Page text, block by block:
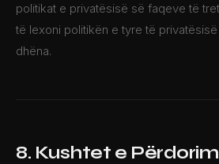
politikat e privatësisë së faqeve të
të lexoni politikën e tyre të
dhëna.
8. Kushtet e